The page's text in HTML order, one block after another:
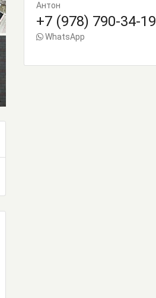
Антон
+7 (978) 790-34-19
WhatsApp